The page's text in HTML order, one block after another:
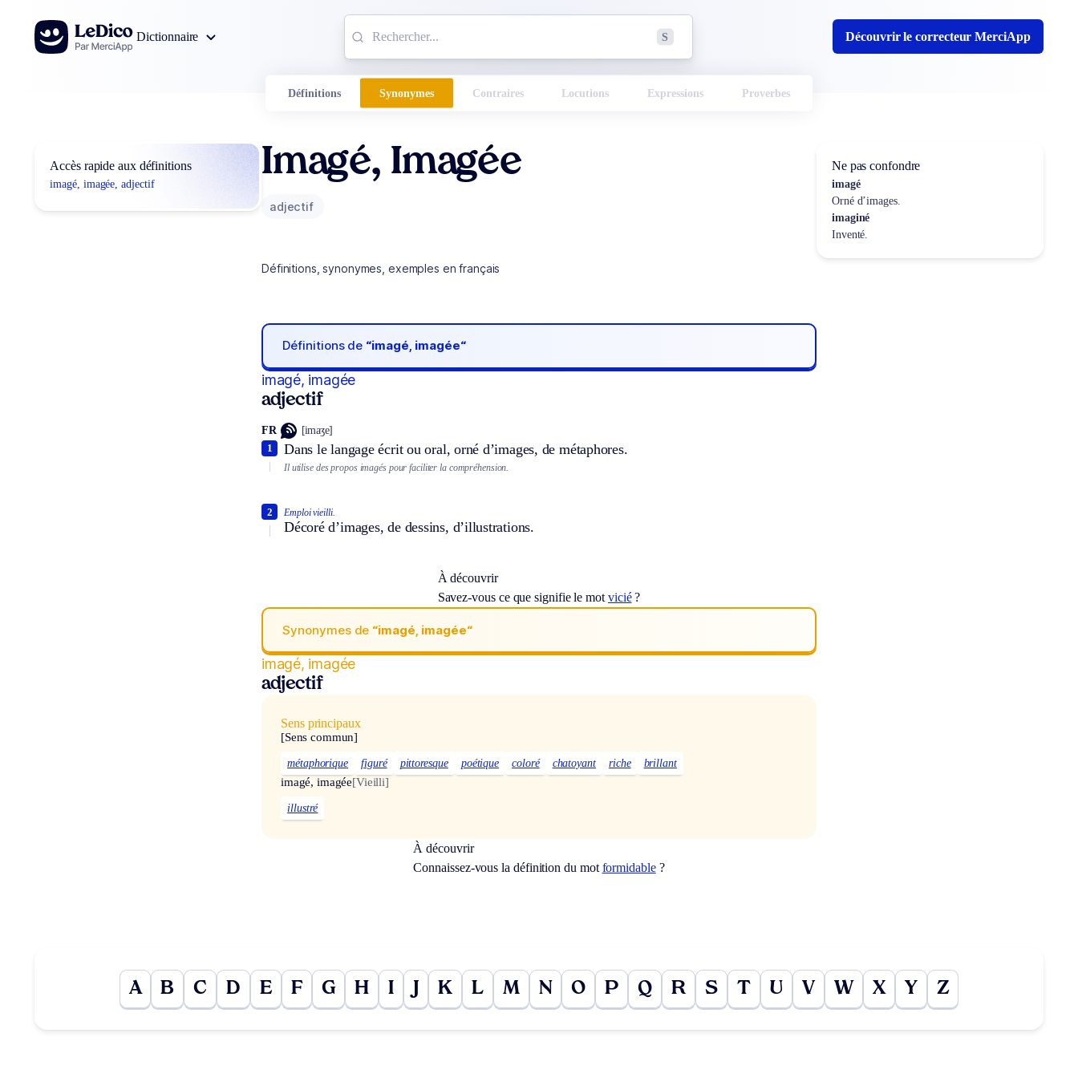
Aller au contenu
Dictionnaire
S Découvrir le correcteur MerciApp
Définitions Synonymes Contraires Locutions Expressions Proverbes
Accès rapide aux définitions
imagé, imagée, adjectif
Imagé, Imagée
adjectif
Définitions, synonymes, exemples en français
Définitions de “imagé, imagée“
imagé, imagée
adjectif
FR [imaʒe]
Dans le langage écrit ou oral, orné d’images, de métaphores.
1
Il utilise des propos imagés pour faciliter la compréhension.
Emploi vieilli.
Décoré d’images, de dessins, d’illustrations.
2
À découvrir
Savez-vous ce que signifie le mot vicié?
Synonymes de “imagé, imagée“
imagé, imagée
adjectif
Sens principaux
[Sens commun]
métaphorique figuré pittoresque poétique coloré chatoyant riche brillant
imagé, imagée[Vieilli]
illustré
À découvrir
Connaissez-vous la définition du mot formidable?
Ne pas confondre
imagé
Orné d’images.
imaginé
Inventé.
A B C D E F G H I K L M N O P Q R S T U V W X Y Z